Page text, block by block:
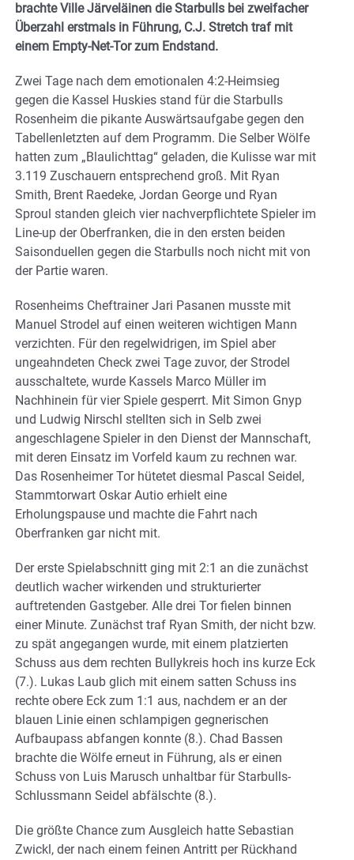
brachte Ville Järveläinen die Starbulls bei zweifacher
Überzahl erstmals in Führung, C.J. Stretch traf mit
einem Empty-Net-Tor zum Endstand.
Zwei Tage nach dem emotionalen 4:2-Heimsieg
gegen die Kassel Huskies stand für die Starbulls
Rosenheim die pikante Auswärtsaufgabe gegen den
Tabellenletzten auf dem Programm. Die Selber Wölfe
hatten zum „Blaulichttag“ geladen, die Kulisse war mit
3.119 Zuschauern entsprechend groß. Mit Ryan
Smith, Brent Raedeke, Jordan George und Ryan
Sproul standen gleich vier nachverpflichtete Spieler im
Line-up der Oberfranken, die in den ersten beiden
Saisonduellen gegen die Starbulls noch nicht mit von
der Partie waren.
Rosenheims Cheftrainer Jari Pasanen musste mit
Manuel Strodel auf einen weiteren wichtigen Mann
verzichten. Für den regelwidrigen, im Spiel aber
ungeahndeten Check zwei Tage zuvor, der Strodel
ausschaltete, wurde Kassels Marco Müller im
Nachhinein für vier Spiele gesperrt. Mit Simon Gnyp
und Ludwig Nirschl stellten sich in Selb zwei
angeschlagene Spieler in den Dienst der Mannschaft,
mit deren Einsatz im Vorfeld kaum zu rechnen war.
Das Rosenheimer Tor hütetet diesmal Pascal Seidel,
Stammtorwart Oskar Autio erhielt eine
Erholungspause und machte die Fahrt nach
Oberfranken gar nicht mit.
Der erste Spielabschnitt ging mit 2:1 an die zunächst
deutlich wacher wirkenden und strukturierter
auftretenden Gastgeber. Alle drei Tor fielen binnen
einer Minute. Zunächst traf Ryan Smith, der nicht bzw.
zu spät angegangen wurde, mit einem platzierten
Schuss aus dem rechten Bullykreis hoch ins kurze Eck
(7.). Lukas Laub glich mit einem satten Schuss ins
rechte obere Eck zum 1:1 aus, nachdem er an der
blauen Linie einen schlampigen gegnerischen
Aufbaupass abfangen konnte (8.). Chad Bassen
brachte die Wölfe erneut in Führung, als er einen
Schuss von Luis Marusch unhaltbar für Starbulls-
Schlussmann Seidel abfälschte (8.).
Die größte Chance zum Ausgleich hatte Sebastian
Zwickl, der nach einem feinen Antritt per Rückhand